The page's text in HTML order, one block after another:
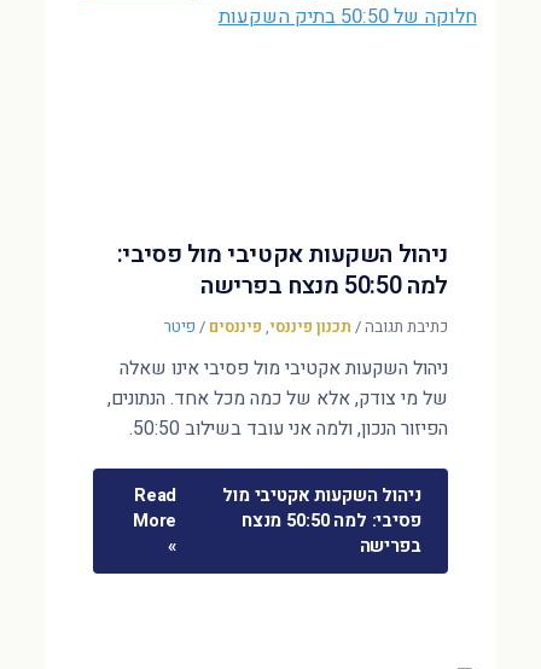
ניהול השקעות אקטיבי מול פסיבי:
למה 50:50 מנצח בפרישה
כתיבת תגובה/ תכנון פיננסי, פיננסים / פיטר
ניהול השקעות אקטיבי מול פסיבי אינו שאלה
של מי צודק, אלא של כמה מכל אחד. הנתונים,
הפיזור הנכון, ולמה אני עובד בשילוב 50:50.
ניהול השקעות אקטיבי מול
פסיבי: למה 50:50 מנצח
בפרישה
Read
More
»